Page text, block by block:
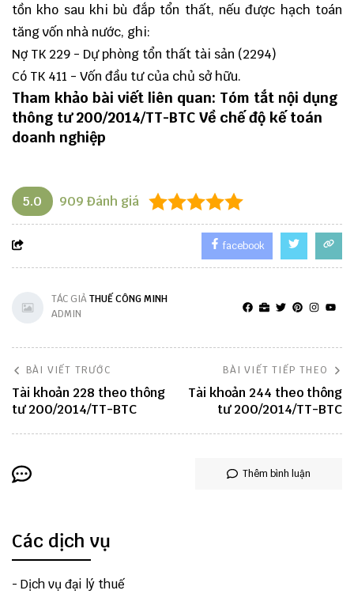
tồn kho sau khi bù đắp tổn thất, nếu được hạch toán
tăng vốn nhà nước, ghi:
Nợ TK 229 - Dự phòng tổn thất tài sản (2294)
Có TK 411 - Vốn đầu tư của chủ sở hữu.
Tham khảo bài viết liên quan: Tóm tắt nội dụng
thông tư 200/2014/TT-BTC Về chế độ kế toán
doanh nghiệp
5.0 909 Đánh giá
facebook
TÁC GIẢTHUẾ CÔNG MINH
ADMIN
BÀI VIẾT TRƯỚC
Tài khoản 228 theo thông
tư 200/2014/TT-BTC
BÀI VIẾT TIẾP THEO
Tài khoản 244 theo thông
tư 200/2014/TT-BTC
Thêm bình luận
Các dịch vụ
- Dịch vụ đại lý thuế